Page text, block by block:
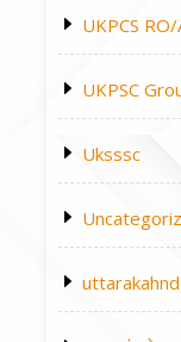
UKPCS RO/
UKPSC
Uksssc